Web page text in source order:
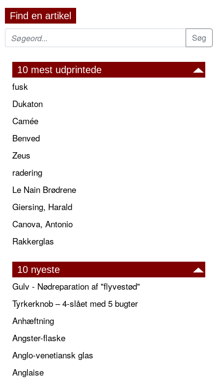
Find en artikel
10 mest udprintede
fusk
Dukaton
Camée
Benved
Zeus
radering
Le Nain Brødrene
Giersing, Harald
Canova, Antonio
Rakkerglas
10 nyeste
Gulv - Nødreparation af "flyvestød"
Tyrkerknob – 4-slået med 5 bugter
Anhæftning
Angster-flaske
Anglo-venetiansk glas
Anglaise